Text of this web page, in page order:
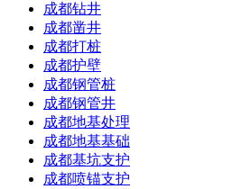
成都钻井
成都凿井
成都打桩
成都护壁
成都钢管桩
成都钢管井
成都地基处理
成都地基基础
成都基坑支护
成都喷锚支护